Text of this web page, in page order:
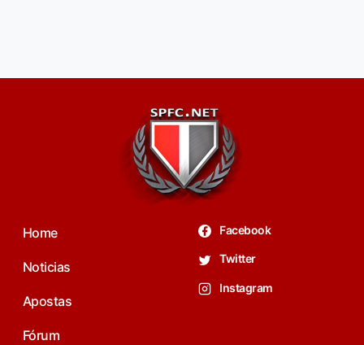
Home
Noticias
Apostas
Fórum
Facebook
Twitter
Instagram